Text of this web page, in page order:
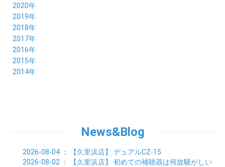
07月 (18)
06月 (22)
05月 (21)
04月 (19)
03月 (19)
02月 (19)
01月 (21)
08月 (20)
07月 (21)
06月 (22)
05月 (18)
04月 (26)
03月 (23)
02月 (29)
10月 (20)
09月 (22)
08月 (24)
07月 (26)
06月 (25)
05月 (28)
04月 (26)
03月 (30)
11月 (16)
10月 (22)
09月 (20)
08月 (18)
07月 (21)
06月 (23)
05月 (25)
04月 (20)
12月 (18)
11月 (19)
10月 (20)
09月 (24)
08月 (35)
07月 (17)
06月 (25)
05月 (31)
2020年
12月 (19)
11月 (23)
10月 (24)
09月 (29)
08月 (26)
07月 (25)
06月 (21)
2019年
12月 (26)
11月 (21)
10月 (26)
09月 (26)
08月 (31)
07月 (22)
2018年
12月 (22)
11月 (28)
10月 (23)
09月 (27)
08月 (24)
01月 (24)
2017年
12月 (20)
11月 (22)
10月 (21)
02月 (20)
01月 (23)
2016年
12月 (26)
11月 (21)
03月 (25)
02月 (30)
2015年
12月 (36)
06月 (15)
04月 (9)
03月 (7)
2014年
News&Blog
2026-08-04 ： 【久里浜店】 デュアルCZ-15
2026-08-02 ： 【久里浜店】 初めての補聴器は何故騒がしい